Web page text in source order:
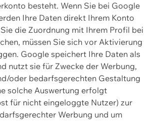
besteht. Wenn Sie bei Google
Ihre Daten direkt Ihrem Konto
die Zuordnung mit Ihrem Profil bei
müssen Sie sich vor Aktivierung
Google speichert Ihre Daten als
nutzt sie für Zwecke der Werbung,
oder bedarfsgerechten Gestaltung
solche Auswertung erfolgt
für nicht eingeloggte Nutzer) zur
Werbung und um